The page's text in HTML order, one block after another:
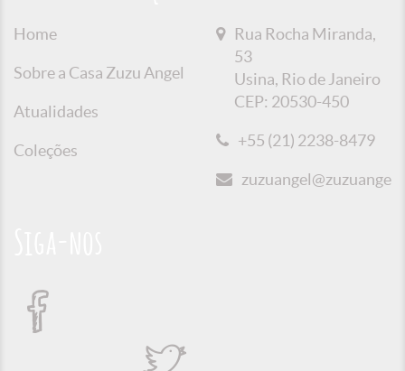
Home
Sobre a Casa Zuzu Angel
Atualidades
Coleções
Rua Rocha Miranda,
53
Usina, Rio de Janeiro
CEP: 20530-450
+55 (21) 2238-8479